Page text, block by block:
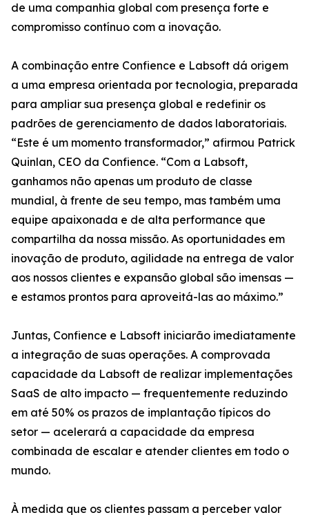
de uma companhia global com presença forte e
compromisso contínuo com a inovação.
A combinação entre Confience e Labsoft dá origem
a uma empresa orientada por tecnologia, preparada
para ampliar sua presença global e redefinir os
padrões de gerenciamento de dados laboratoriais.
“Este é um momento transformador,” afirmou Patrick
Quinlan, CEO da Confience. “Com a Labsoft,
ganhamos não apenas um produto de classe
mundial, à frente de seu tempo, mas também uma
equipe apaixonada e de alta performance que
compartilha da nossa missão. As oportunidades em
inovação de produto, agilidade na entrega de valor
aos nossos clientes e expansão global são imensas —
e estamos prontos para aproveitá-las ao máximo.”
Juntas, Confience e Labsoft iniciarão imediatamente
a integração de suas operações. A comprovada
capacidade da Labsoft de realizar implementações
SaaS de alto impacto — frequentemente reduzindo
em até 50% os prazos de implantação típicos do
setor — acelerará a capacidade da empresa
combinada de escalar e atender clientes em todo o
mundo.
À medida que os clientes passam a perceber valor